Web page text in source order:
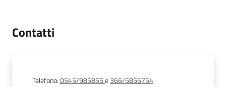
Contatti
Telefono:0545/985855e366/5856754